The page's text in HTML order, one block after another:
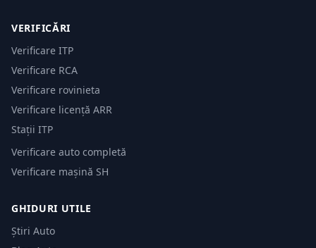
VERIFICĂRI
Verificare ITP
Verificare RCA
Verificare rovinieta
Verificare licență ARR
Stații ITP
Verificare auto completă
Verificare mașină SH
GHIDURI UTILE
Știri Auto